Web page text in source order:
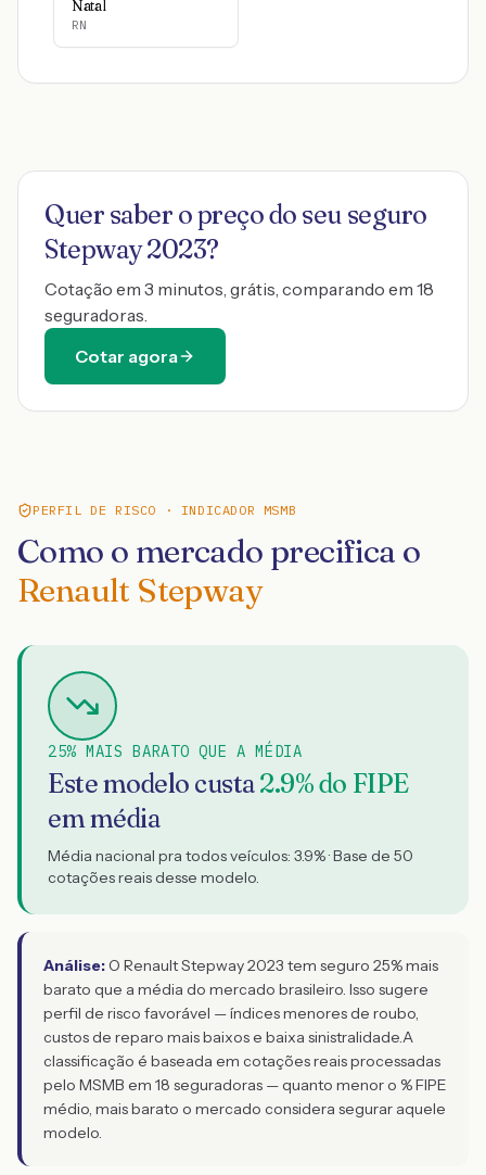
Natal
RN
Quer saber o preço do seu seguro
Stepway 2023?
Cotação em 3 minutos, grátis, comparando em 18
seguradoras.
Cotar agora
PERFIL DE RISCO · INDICADOR MSMB
Como o mercado precifica o
Renault Stepway
25% MAIS BARATO QUE A MÉDIA
Este modelo custa2.9% do FIPE
em média
Média nacional pra todos veículos: 3.9% · Base de 50
cotações reais desse modelo.
Análise: O Renault Stepway 2023 tem seguro 25% mais
barato que a média do mercado brasileiro. Isso sugere
perfil de risco favorável — índices menores de roubo,
custos de reparo mais baixos e baixa sinistralidade.A
classificação é baseada em cotações reais processadas
pelo MSMB em 18 seguradoras — quanto menor o % FIPE
médio, mais barato o mercado considera segurar aquele
modelo.